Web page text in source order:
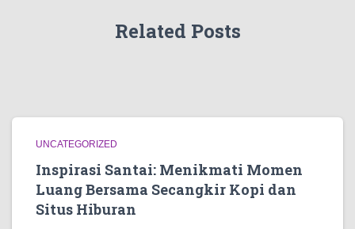
Related Posts
UNCATEGORIZED
Inspirasi Santai: Menikmati Momen
Luang Bersama Secangkir Kopi dan
Situs Hiburan